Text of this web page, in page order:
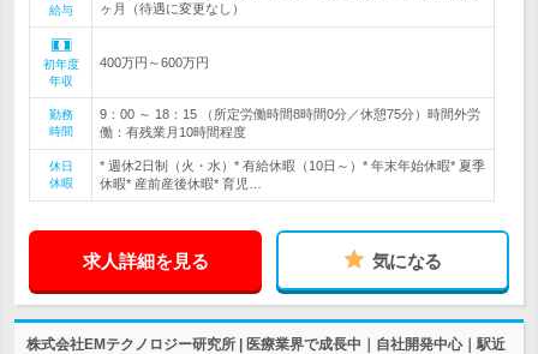
給与
ヶ月（待遇に変更なし）
初年度
年収
400万円～600万円
勤務
時間
9：00 ～ 18：15 （所定労働時間8時間0分／休憩75分）時間外労
働：有残業月10時間程度
休日
休暇
* 週休2日制（火・水）* 有給休暇（10日～）* 年末年始休暇* 夏季
休暇* 産前産後休暇* 育児…
求人詳細を見る 気になる
株式会社EMテクノロジー研究所 | 医療業界で成長中｜自社開発中心｜駅近